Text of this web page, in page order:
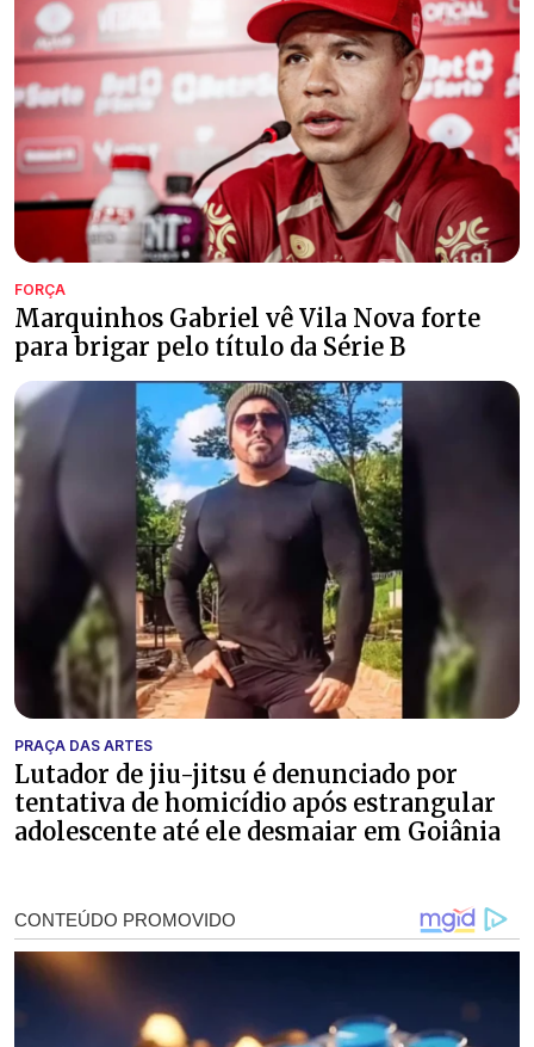
FORÇA
Marquinhos Gabriel vê Vila Nova forte
para brigar pelo título da Série B
PRAÇA DAS ARTES
Lutador de jiu-jitsu é denunciado por
tentativa de homicídio após estrangular
adolescente até ele desmaiar em Goiânia